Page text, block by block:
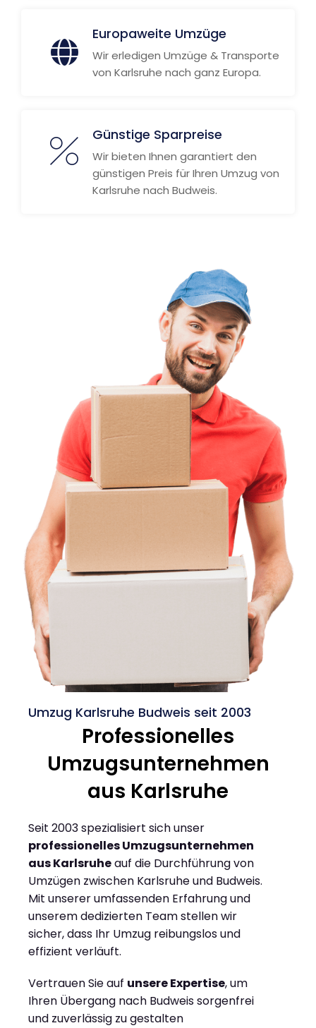
Europaweite Umzüge
Wir erledigen Umzüge & Transporte
von Karlsruhe nach ganz Europa.
Günstige Sparpreise
Wir bieten Ihnen garantiert den
günstigen Preis für Ihren Umzug von
Karlsruhe nach Budweis.
Umzug Karlsruhe Budweis seit 2003
Professionelles
Umzugsunternehmen
aus Karlsruhe
Seit 2003 spezialisiert sich unser
professionelles Umzugsunternehmen
aus Karlsruheauf die Durchführung von
Umzügen zwischen Karlsruhe und Budweis.
Mit unserer umfassenden Erfahrung und
unserem dedizierten Team stellen wir
sicher, dass Ihr Umzug reibungslos und
effizient verläuft.
Vertrauen Sie auf unsere Expertise, um
Ihren Übergang nach Budweis sorgenfrei
und zuverlässig zu gestalten